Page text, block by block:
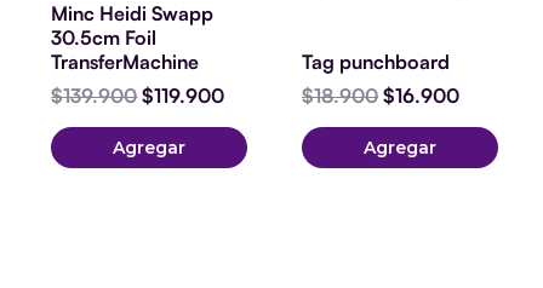
Minc Heidi Swapp
30.5cm Foil
TransferMachine
$139.900 $119.900
Agregar
Tag punchboard
$18.900 $16.900
Agregar